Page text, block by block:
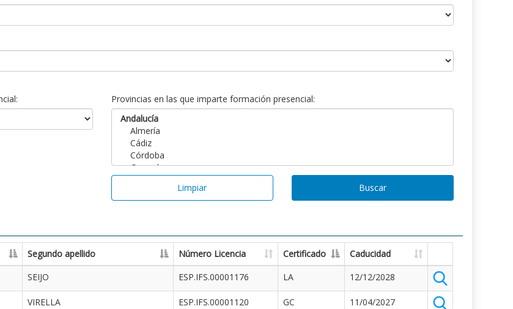
Provincias en las que imparte formación presencial:
Limpiar Buscar
Segundo apellido Número Licencia Certificado
Caducidad
SEIJO ESP.IFS.00001176 LA 12/12/2028
VIRELLA ESP.IFS.00001120 GC 11/04/2027